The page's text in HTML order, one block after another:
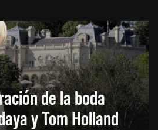
de la boda
y Tom Holland